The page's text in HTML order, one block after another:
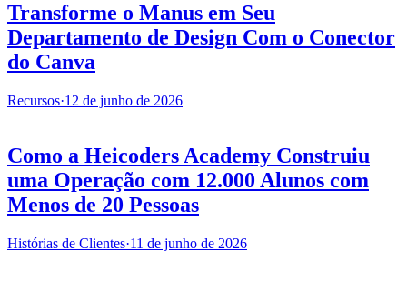
Transforme o Manus em Seu
Departamento de Design Com o Conector
do Canva
Recursos·12 de junho de 2026
Como a Heicoders Academy Construiu
uma Operação com 12.000 Alunos com
Menos de 20 Pessoas
Histórias de Clientes·11 de junho de 2026